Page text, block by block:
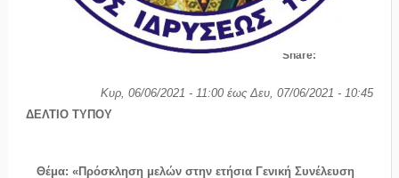
Share:
Κυρ, 06/06/2021 - 11:00 έωςΔευ, 07/06/2021 - 10:45
ΔΕΛΤΙΟ ΤΥΠΟΥ
Θέμα: «Πρόσκληση μελών στην ετήσια Γενική Συνέλευση